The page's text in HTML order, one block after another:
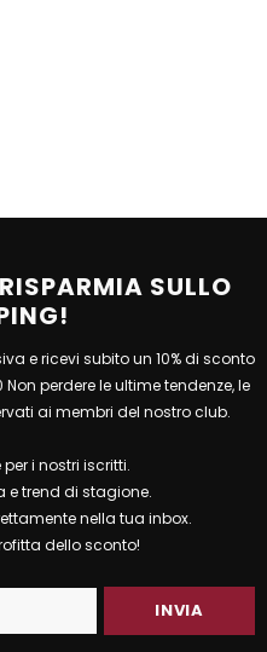
SULLO
e ricevi subito un 10% di sconto
perdere le ultime tendenze, le
ai membri del nostro club.
i nostri iscritti.
e trend di stagione.
nella tua inbox.
dello sconto!